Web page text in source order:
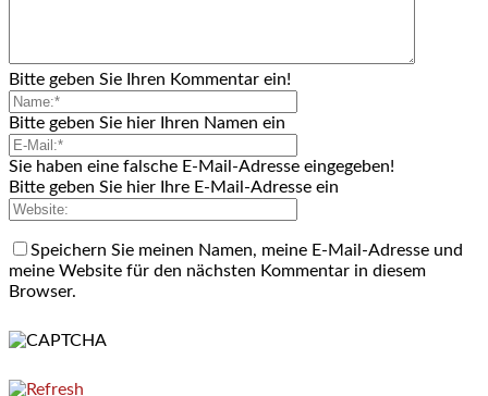
Bitte geben Sie Ihren Kommentar ein!
Bitte geben Sie hier Ihren Namen ein
Sie haben eine falsche E-Mail-Adresse eingegeben!
Bitte geben Sie hier Ihre E-Mail-Adresse ein
Speichern Sie meinen Namen, meine E-Mail-Adresse und
meine Website für den nächsten Kommentar in diesem
Browser.